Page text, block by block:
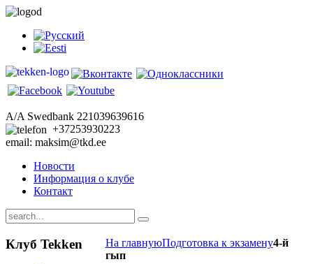
A/A Swedbank 221039639616
+37253930223
email: maksim@tkd.ee
Новости
Информация о клубе
Контакт
На главнуюПодготовка к экзамену4-й
гып
Клуб Tekken